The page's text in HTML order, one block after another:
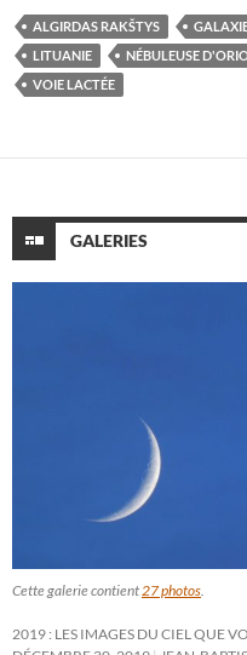
ALGIRDAS RAKŠTYS
LITUANIE
NÉBULEUSE
VOIE LACTÉE
GALERIES
Cette galerie contient 27 photos
2019 : LES IMAGES DU CIEL QUE